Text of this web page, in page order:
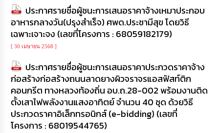
ประกาศรายชื่อผู้ชนะการเสนอราคาจ้างเหมาประกอบ
อาหารกลางวัน(ปรุงสำเร็จ) ศพด.ประชามีสุข โดยวิธี
เฉพาะเจาะจง (เลขที่โครงการ : 68059182179)
[ 30 เมษายน 2568 ]
ประกาศรายชื่อผู้ชนะการเสนอราคาประกวดราคาจ้าง
ก่อสร้างก่อสร้างถนนลาดยางผิวจราจรแอสฟัสท์ติก
คอนกรีต ทางหลวงท้องถิ่น อบ.ถ.28-002 พร้อมงานติด
ตั้งเสาไฟพลังงานแสงอาทิตย์ จำนวน 40 ชุด ด้วยวิธี
ประกวดราคาอิเล็กทรอนิกส์ (e-bidding) (เลขที่
โครงการ : 68019544765)